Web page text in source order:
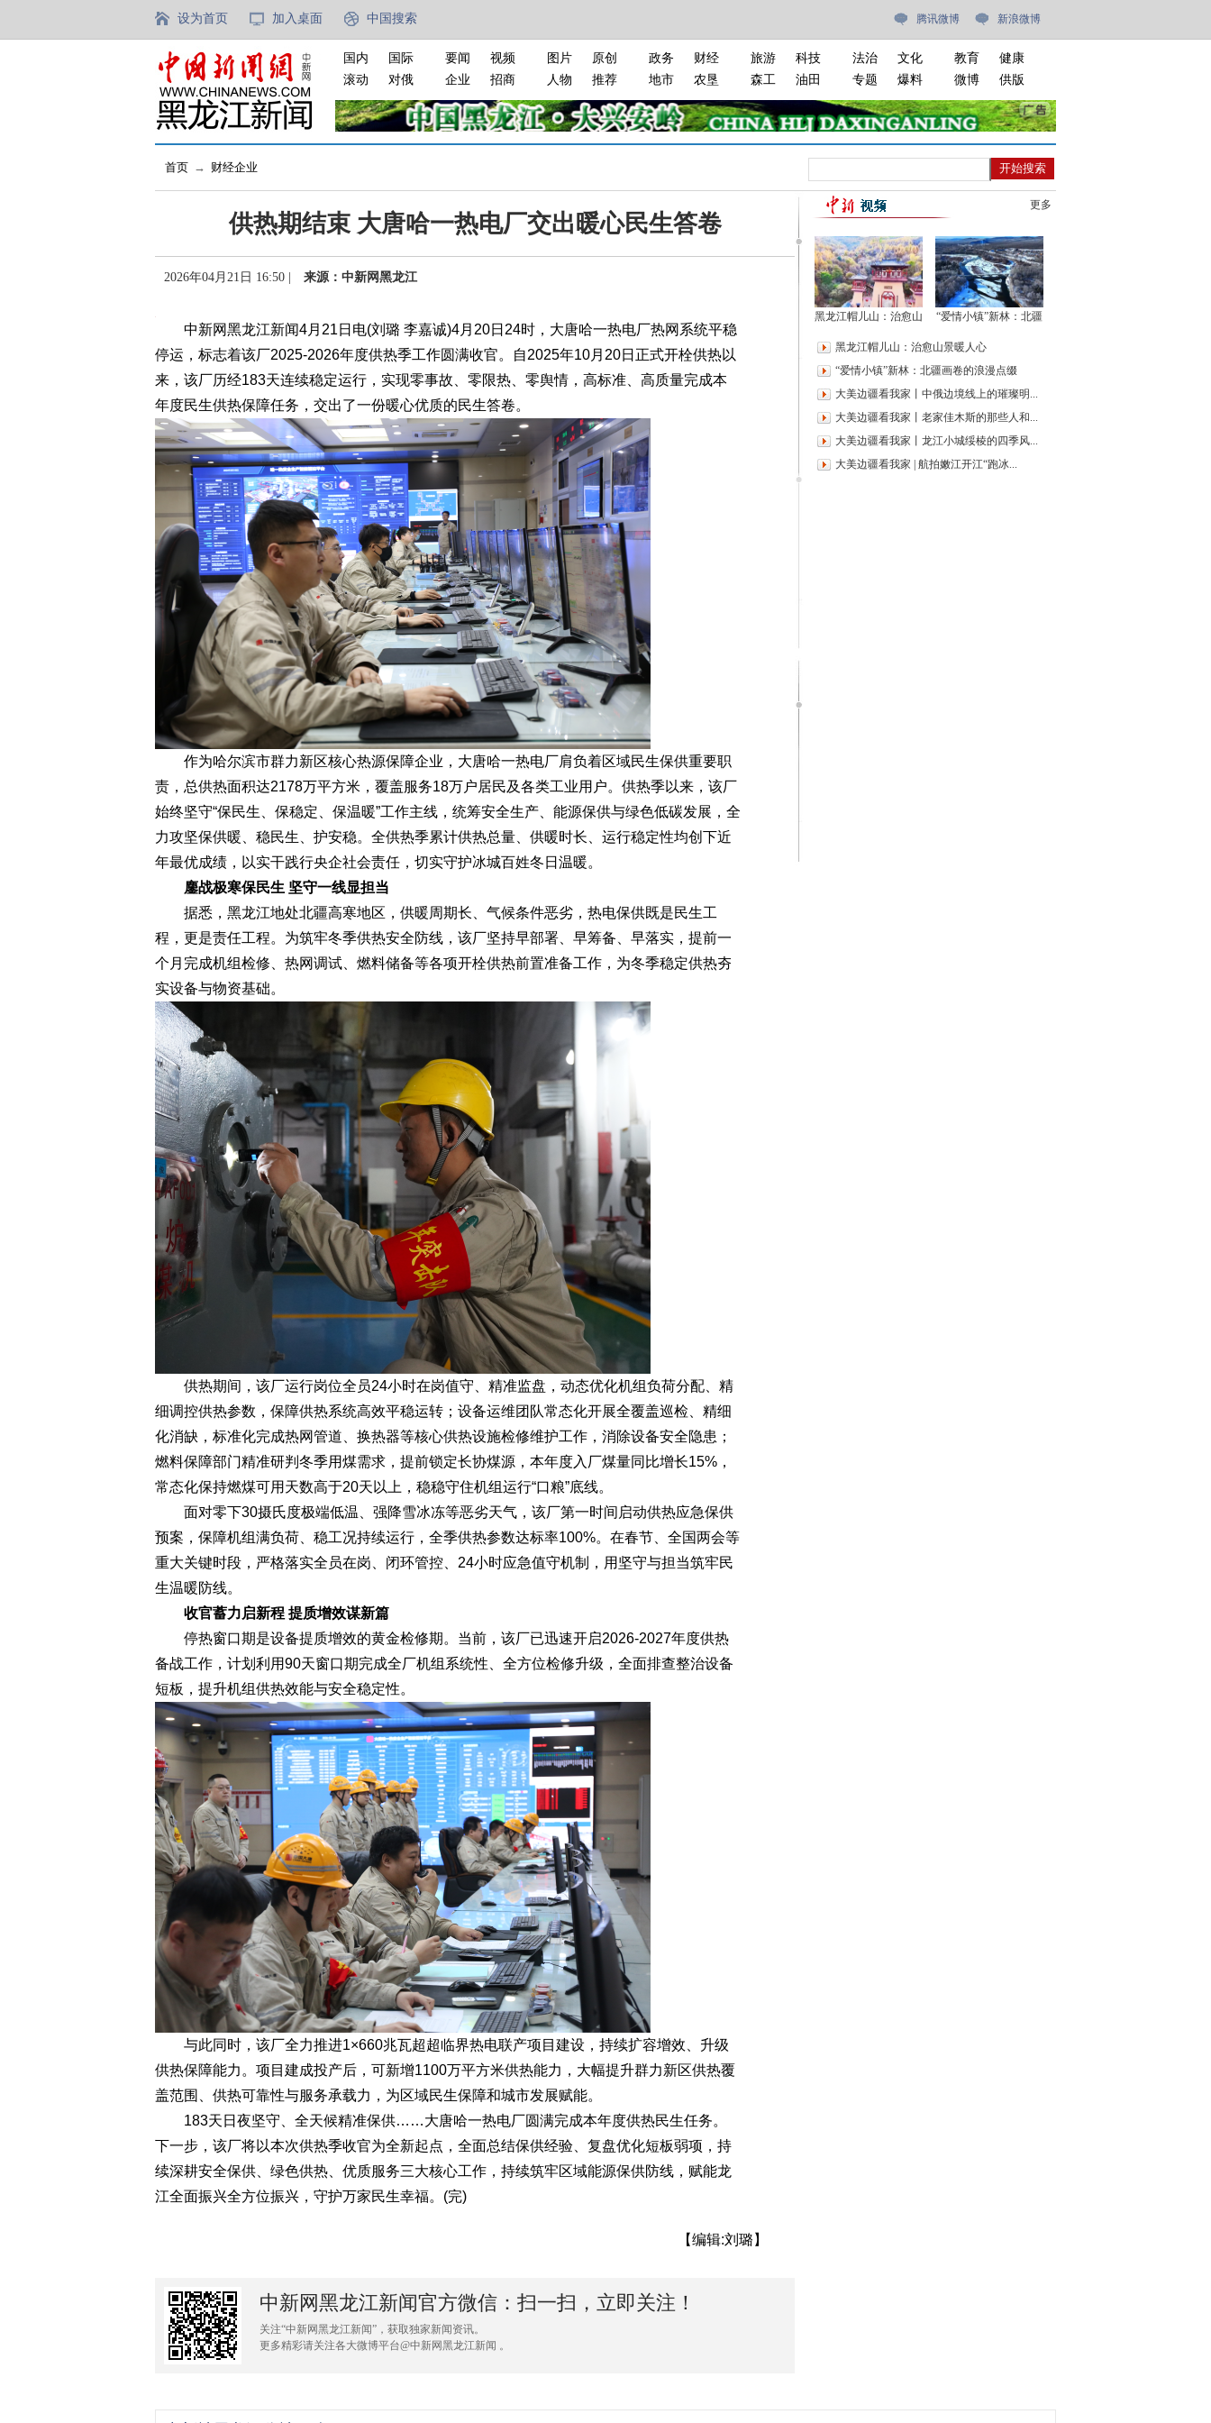
设为首页 加入桌面 中国搜索 腾讯微博 新浪微博
国内
国际
滚动
对俄
要闻
视频
企业
招商
图片
原创
人物
推荐
政务
财经
地市
农垦
旅游
科技
森工
油田
法治
文化
专题
爆料
教育
健康
微博
供版
首页 → 财经企业
供热期结束 大唐哈一热电厂交出暖心民生答卷
2026年04月21日 16:50 | 来源：中新网黑龙江
中新网黑龙江新闻4月21日电(刘璐 李嘉诚)4月20日24时，大唐哈一热电厂热网系统平稳
停运，标志着该厂2025-2026年度供热季工作圆满收官。自2025年10月20日正式开栓供热以
来，该厂历经183天连续稳定运行，实现零事故、零限热、零舆情，高标准、高质量完成本
年度民生供热保障任务，交出了一份暖心优质的民生答卷。
作为哈尔滨市群力新区核心热源保障企业，大唐哈一热电厂肩负着区域民生保供重要职
责，总供热面积达2178万平方米，覆盖服务18万户居民及各类工业用户。供热季以来，该厂
始终坚守“保民生、保稳定、保温暖”工作主线，统筹安全生产、能源保供与绿色低碳发展，全
力攻坚保供暖、稳民生、护安稳。全供热季累计供热总量、供暖时长、运行稳定性均创下近
年最优成绩，以实干践行央企社会责任，切实守护冰城百姓冬日温暖。
鏖战极寒保民生 坚守一线显担当
据悉，黑龙江地处北疆高寒地区，供暖周期长、气候条件恶劣，热电保供既是民生工
程，更是责任工程。为筑牢冬季供热安全防线，该厂坚持早部署、早筹备、早落实，提前一
个月完成机组检修、热网调试、燃料储备等各项开栓供热前置准备工作，为冬季稳定供热夯
实设备与物资基础。
供热期间，该厂运行岗位全员24小时在岗值守、精准监盘，动态优化机组负荷分配、精
细调控供热参数，保障供热系统高效平稳运转；设备运维团队常态化开展全覆盖巡检、精细
化消缺，标准化完成热网管道、换热器等核心供热设施检修维护工作，消除设备安全隐患；
燃料保障部门精准研判冬季用煤需求，提前锁定长协煤源，本年度入厂煤量同比增长15%，
常态化保持燃煤可用天数高于20天以上，稳稳守住机组运行“口粮”底线。
面对零下30摄氏度极端低温、强降雪冰冻等恶劣天气，该厂第一时间启动供热应急保供
预案，保障机组满负荷、稳工况持续运行，全季供热参数达标率100%。在春节、全国两会等
重大关键时段，严格落实全员在岗、闭环管控、24小时应急值守机制，用坚守与担当筑牢民
生温暖防线。
收官蓄力启新程 提质增效谋新篇
停热窗口期是设备提质增效的黄金检修期。当前，该厂已迅速开启2026-2027年度供热
备战工作，计划利用90天窗口期完成全厂机组系统性、全方位检修升级，全面排查整治设备
短板，提升机组供热效能与安全稳定性。
与此同时，该厂全力推进1×660兆瓦超超临界热电联产项目建设，持续扩容增效、升级
供热保障能力。项目建成投产后，可新增1100万平方米供热能力，大幅提升群力新区供热覆
盖范围、供热可靠性与服务承载力，为区域民生保障和城市发展赋能。
183天日夜坚守、全天候精准保供……大唐哈一热电厂圆满完成本年度供热民生任务。
下一步，该厂将以本次供热季收官为全新起点，全面总结保供经验、复盘优化短板弱项，持
续深耕安全保供、绿色供热、优质服务三大核心工作，持续筑牢区域能源保供防线，赋能龙
江全面振兴全方位振兴，守护万家民生幸福。(完)
【编辑:刘璐】
中新网黑龙江新闻官方微信：扫一扫，立即关注！
关注“中新网黑龙江新闻”，获取独家新闻资讯。
更多精彩请关注各大微博平台@中新网黑龙江新闻 。
更多
黑龙江帽儿山：治愈山
“爱情小镇”新林：北疆
黑龙江帽儿山：治愈山景暖人心
“爱情小镇”新林：北疆画卷的浪漫点缀
大美边疆看我家丨中俄边境线上的璀璨明...
大美边疆看我家丨老家佳木斯的那些人和...
大美边疆看我家丨龙江小城绥棱的四季风...
大美边疆看我家 | 航拍嫩江开江“跑冰...